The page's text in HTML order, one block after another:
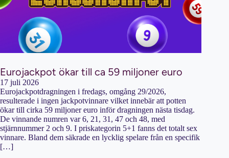
Eurojackpot ökar till ca 59 miljoner euro
17 juli 2026
Eurojackpotdragningen i fredags, omgång 29/2026,
resulterade i ingen jackpotvinnare vilket innebär att potten
ökar till cirka 59 miljoner euro inför dragningen nästa tisdag.
De vinnande numren var 6, 21, 31, 47 och 48, med
stjärnnummer 2 och 9. I priskategorin 5+1 fanns det totalt sex
vinnare. Bland dem säkrade en lycklig spelare från en specifik
[…]